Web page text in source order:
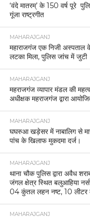
‘वंदे मातरम्’ के 150 वर्ष पूरे
गूंजा राष्ट्रगीत
MAHARAJGANJ
महाराजगंज एक निजी अस्पताल
लटका मिला, पुलिस जांच में जुटी
MAHARAJGANJ
महराजगंज व्यापार मंडल की
अधीक्षक महराजगंज द्वारा
MAHARAJGANJ
घघरुआ खड़ेसर में नाबालिग से
पांच के खिलाफ मुकदमा दर्ज।
MAHARAJGANJ
थाना चौक पुलिस द्वारा अवैध
जंगल क्षेत्र स्थित बलुआहिया
04 कुंतल लहन नष्ट, 10 लीटर
MAHARAJGANJ